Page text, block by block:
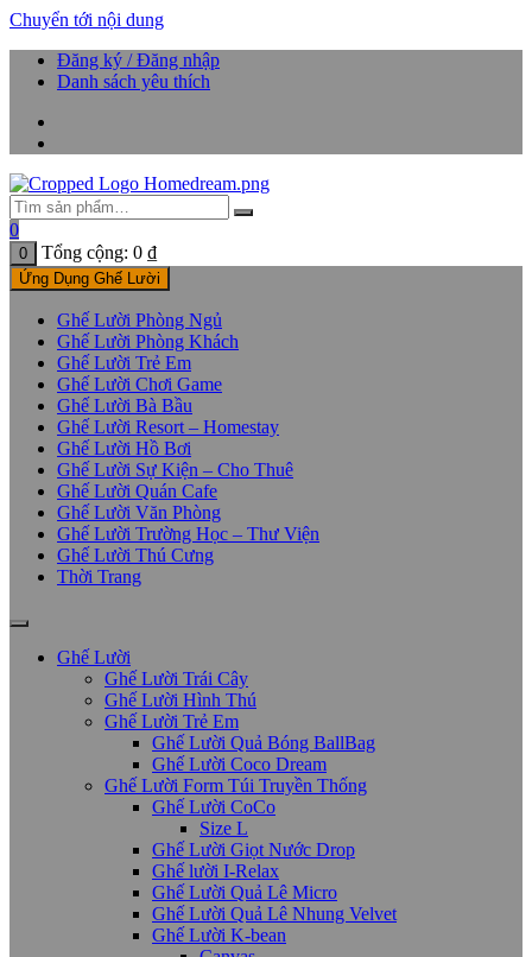
Chuyển tới nội dung
Đăng ký / Đăng nhập
Danh sách yêu thích
0
0 Tổng cộng: 0 ₫
Ứng Dụng Ghế Lười
Ghế Lười Phòng Ngủ
Ghế Lười Phòng Khách
Ghế Lười Trẻ Em
Ghế Lười Chơi Game
Ghế Lười Bà Bầu
Ghế Lười Resort – Homestay
Ghế Lười Hồ Bơi
Ghế Lười Sự Kiện – Cho Thuê
Ghế Lười Quán Cafe
Ghế Lười Văn Phòng
Ghế Lười Trường Học – Thư Viện
Ghế Lười Thú Cưng
Thời Trang
Ghế Lười
Ghế Lười Trái Cây
Ghế Lười Hình Thú
Ghế Lười Trẻ Em
Ghế Lười Quả Bóng BallBag
Ghế Lười Coco Dream
Ghế Lười Form Túi Truyền Thống
Ghế Lười CoCo
Size L
Ghế Lười Giọt Nước Drop
Ghế lười I-Relax
Ghế Lười Quả Lê Micro
Ghế Lười Quả Lê Nhung Velvet
Ghế Lười K-bean